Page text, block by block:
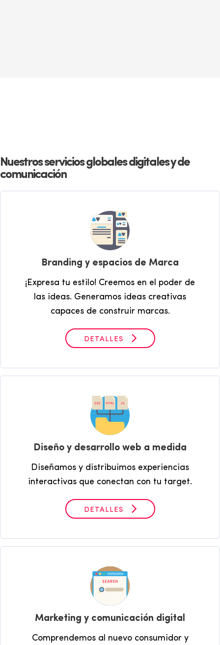
Nuestros servicios globales digitales y de
comunicación
Branding y espacios de Marca
¡Expresa tu estilo! Creemos en el poder de
las ideas. Generamos ideas creativas
capaces de construir marcas.
DETALLES
Diseño y desarrollo web a medida
Diseñamos y distribuimos experiencias
interactivas que conectan con tu target.
DETALLES
Marketing y comunicación digital
Comprendemos al nuevo consumidor y